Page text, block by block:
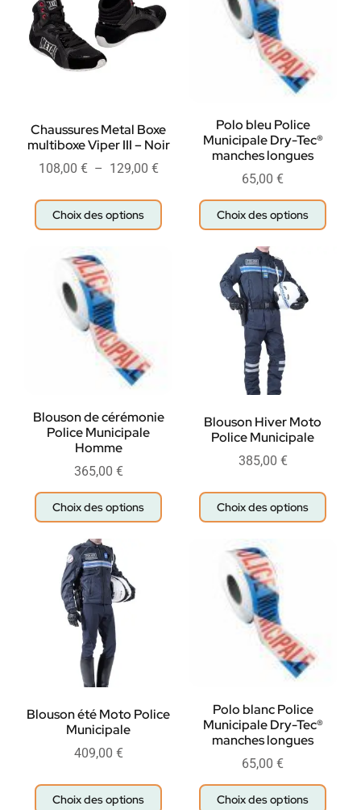
Chaussures Metal Boxe
multiboxe Viper III – Noir
108,00 € – 129,00 €
Choix des options
Polo bleu Police
Municipale Dry-Tec®
manches longues
65,00 €
Choix des options
Blouson de cérémonie
Police Municipale
Homme
365,00 €
Choix des options
Blouson Hiver Moto
Police Municipale
385,00 €
Choix des options
Blouson été Moto Police
Municipale
409,00 €
Choix des options
Polo blanc Police
Municipale Dry-Tec®
manches longues
65,00 €
Choix des options